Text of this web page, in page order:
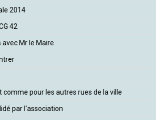
2014
42
avec Mr le Maire
comme pour les autres rues de la ville
par l'association